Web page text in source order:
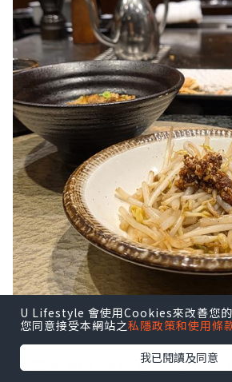
抹茶布甸，在奶香十足又
U Lifestyle 會使用Cookies來改善您
您同意接受本網站之私隱政策和使用條
我已閱讀及同意